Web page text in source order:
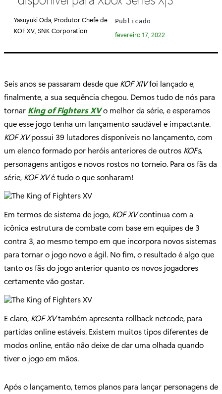
o
i
Yasuyuki Oda, Produtor Chefe de
KOF XV, SNK Corporation
Publicado
fevereiro 17, 2022
Seis anos se passaram desde que KOF XIVfoi lançado e,
finalmente, a sua sequência chegou. Demos tudo de nós para
tornar King of Fighters XVo melhor da série, e esperamos
que esse jogo tenha um lançamento saudável e impactante.
KOF XVpossui 39 lutadores disponíveis no lançamento, com
um elenco formado por heróis anteriores de outros KOFs,
personagens antigos e novos rostos no torneio. Para os fãs da
série, KOF XVé tudo o que sonharam!
Em termos de sistema de jogo, KOF XVcontinua com a
icônica estrutura de combate com base em equipes de 3
contra 3, ao mesmo tempo em que incorpora novos sistemas
para tornar o jogo novo e ágil. No fim, o resultado é algo que
tanto os fãs do jogo anterior quanto os novos jogadores
certamente vão gostar.
E claro, KOF XVtambém apresenta rollback netcode, para
partidas online estáveis. Existem muitos tipos diferentes de
modos online, então não deixe de dar uma olhada quando
tiver o jogo em mãos.
Após o lançamento, temos planos para lançar personagens de